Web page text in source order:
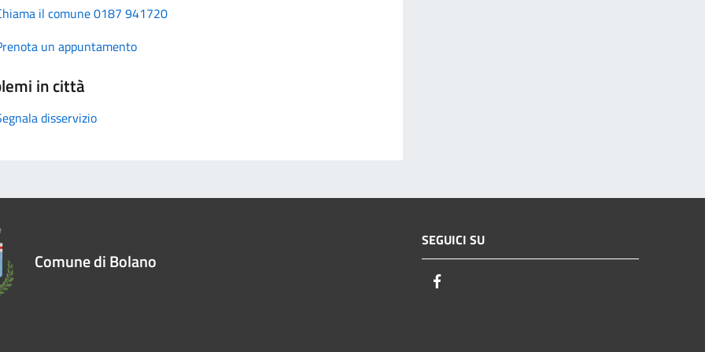
il comune 0187 941720
un appuntamento
in città
disservizio
Comune di Bolano
SEGUICI SU